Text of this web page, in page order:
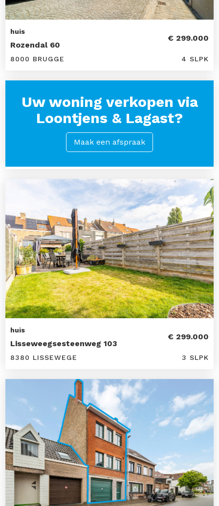
huis
Rozendal 60
€ 299.000
8000 BRUGGE 4 SLPK
Uw woning verkopen via
Loontjens & Lagast?
Maak een afspraak
huis
Lisseweegsesteenweg 103
€ 299.000
8380 LISSEWEGE 3 SLPK